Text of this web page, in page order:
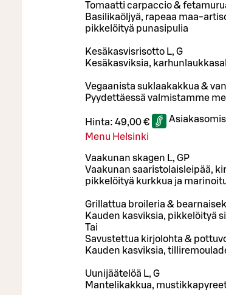
Tomaatti carpaccio &
Basilikaöljyä, rapeaa maa-
pikkelöityä punasipulia
Kesäkasvisrisotto L, G
Kesäkasviksia,
Vegaanista suklaakakkua &
Pyydettäessä valmistamme
Hinta: 49,00 €
Menu Helsinki
Vaakunan skagen L, GP
Vaakunan saaristolaisleipää,
pikkelöityä kurkkua ja
Grillattua broileria &
Kauden kasviksia, pikkelöityä
Tai
Savustettua kirjolohta &
Kauden kasviksia,
Uunijäätelöä L, G
Mantelikakkua,